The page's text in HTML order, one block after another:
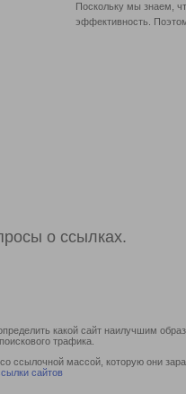
Поскольку мы знаем,
эффективность.
о ссылках.
какой сайт наилучшим
трафика.
ссылочной массой, которую они
сайтов